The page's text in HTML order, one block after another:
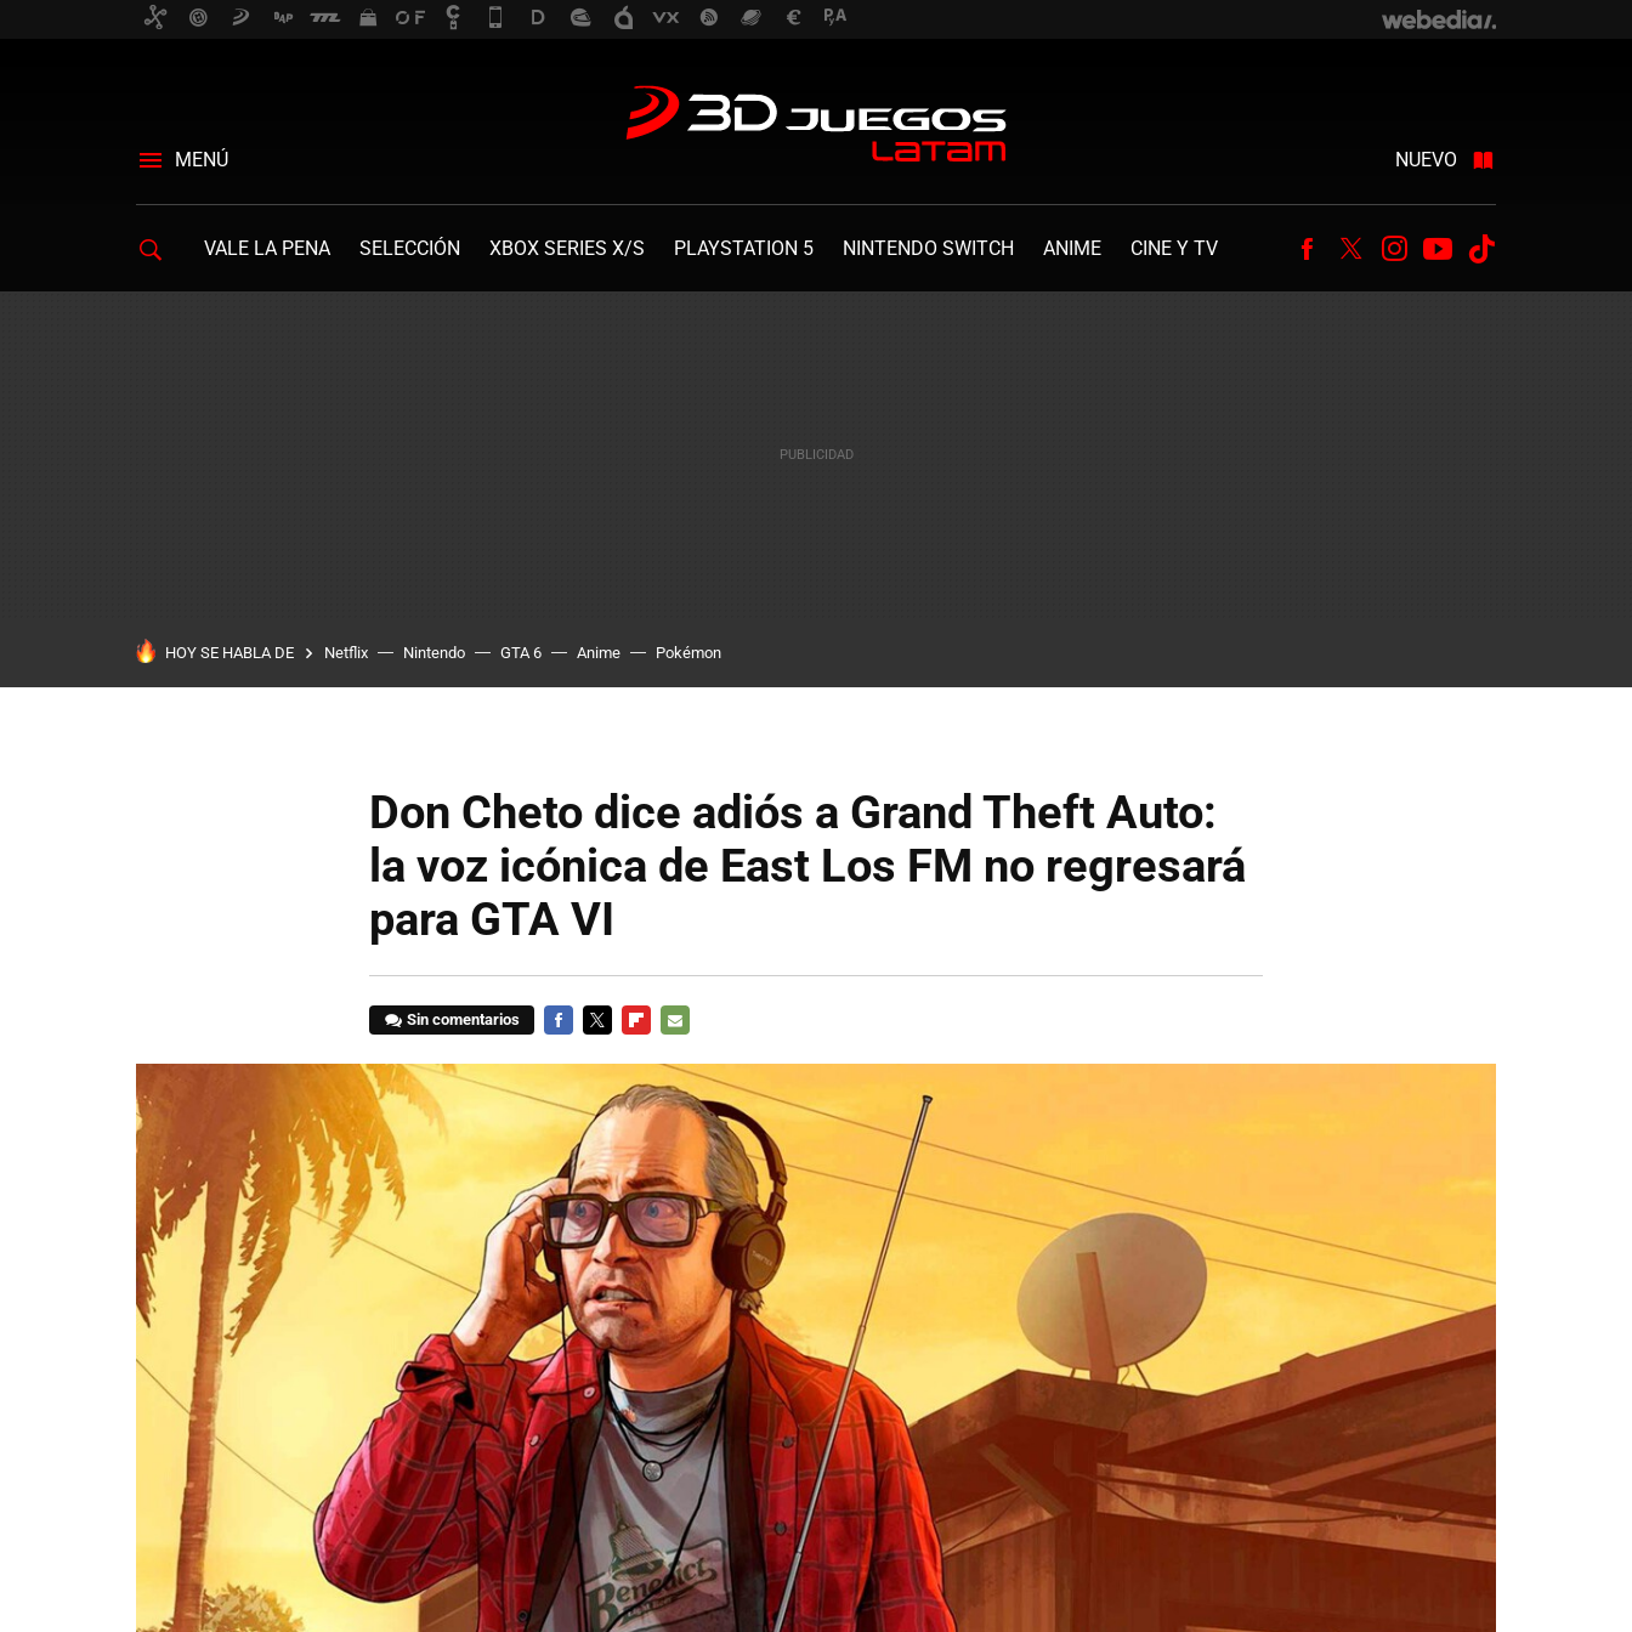
MENÚ NUEVO
VALE LA PENA SELECCIÓN XBOX SERIES X/S PLAYSTATION 5 NINTENDO SWITCH ANIME CINE Y TV Facebook
TwitterInstagram
Youtube
HOY SE HABLA DE Netflix Nintendo GTA 6 Anime Pokémon
Don Cheto dice adiós a Grand Theft Auto:
la voz icónica de East Los FM no regresará
para GTA VI
Sin comentarios
MAIL